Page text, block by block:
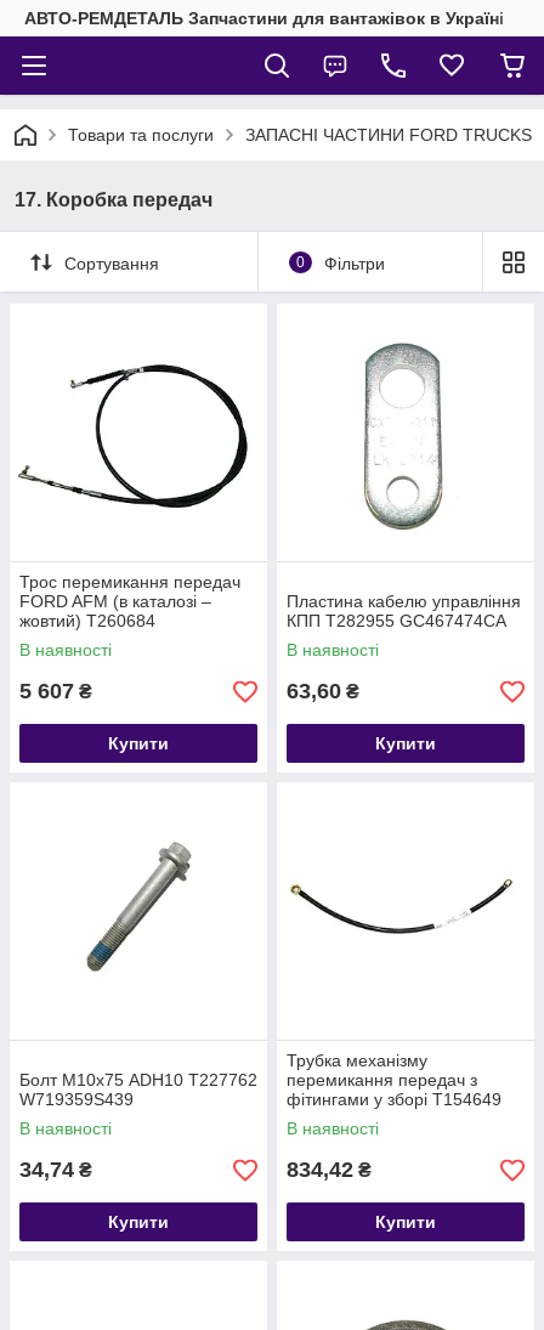
АВТО-РЕМДЕТАЛЬ Запчастини для вантажівок в Україні
Товари та послуги ЗАПАСНІ ЧАСТИНИ FORD TRUCKS
17. Коробка передач
Сортування 0 Фільтри
Трос перемикання передач
FORD AFM (в каталозі –
жовтий) T260684
4C467E395A1C
В наявності
5 607 ₴
Купити
Пластина кабелю управління
КПП T282955 GC467474CA
В наявності
63,60 ₴
Купити
Болт М10х75 ADH10 T227762
W719359S439
В наявності
34,74 ₴
Купити
Трубка механізму
перемикання передач з
фітингами у зборі T154649
7C467R356CA
В наявності
834,42 ₴
Купити